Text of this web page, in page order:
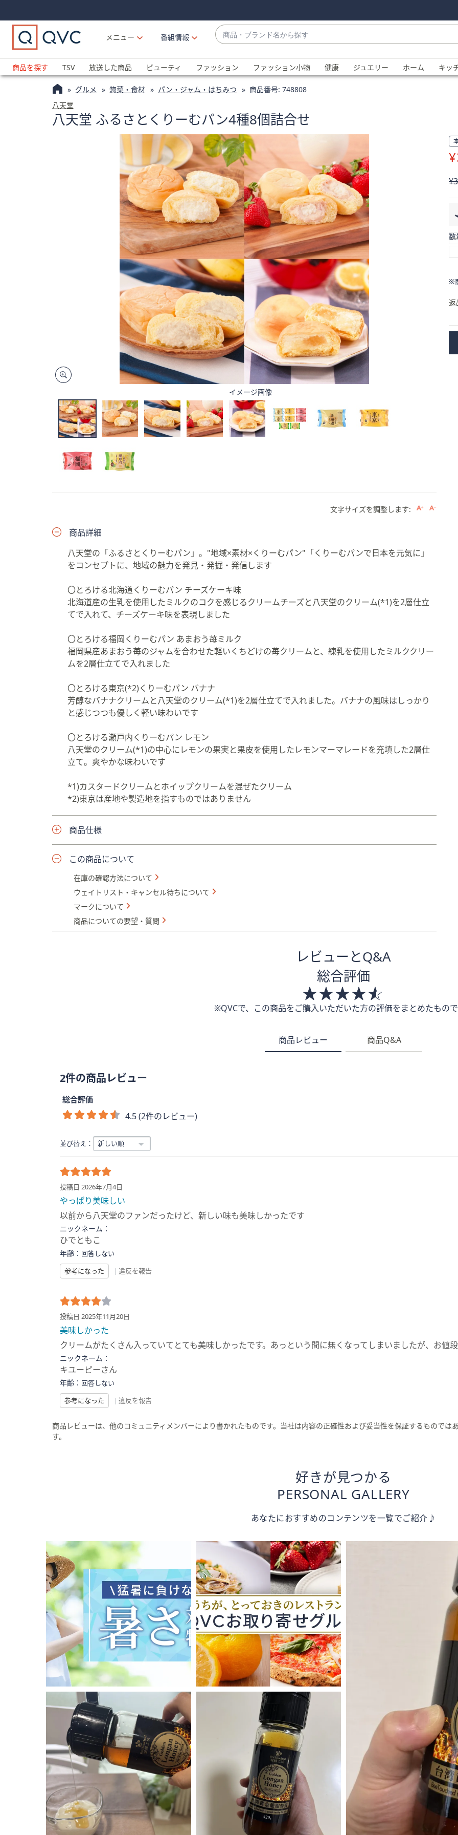
Links
Links2
メニュー
番組情報
商
品・
ラ
ン
ド
か
探
す
補
が
利
能
な
場
合、
上
下
の
矢
印
キ
ー
ま
た
は
タ
ッ
チ
デ
バ
イ
ス
で
右
に
ス
て
ま
す。
商品を探す TSV 放送した商品 ビューティ ファッション ファッション小物 健康 ジュエリー ホーム キッ
グルメ 惣菜・食材 パン・ジャム・はちみつ 商品番号: 748808
八天堂
八天堂 ふるさとくりーむパン4種8個詰合せ
イメージ画像
削
数
※
返
文字サイズを調整します:
商品詳細
八天堂の「ふるさとくりーむパン」。"地域×素材×くりーむパン"「くりーむパンで日本を元気に」
をコンセプトに、地域の魅力を発見・発掘・発信します
〇とろける北海道くりーむパン チーズケーキ味
北海道産の生乳を使用したミルクのコクを感じるクリームチーズと八天堂のクリーム(*1)を2層仕立
てで入れて、チーズケーキ味を表現しました
〇とろける福岡くりーむパン あまおう苺ミルク
福岡県産あまおう苺のジャムを合わせた軽いくちどけの苺クリームと、練乳を使用したミルククリー
ムを2層仕立てで入れました
〇とろける東京(*2)くりーむパン バナナ
芳醇なバナナクリームと八天堂のクリーム(*1)を2層仕立てで入れました。バナナの風味はしっかり
と感じつつも優しく軽い味わいです
〇とろける瀬戸内くりーむパン レモン
八天堂のクリーム(*1)の中心にレモンの果実と果皮を使用したレモンマーマレードを充填した2層仕
立て。爽やかな味わいです
*1)カスタードクリームとホイップクリームを混ぜたクリーム
*2)東京は産地や製造地を指すものではありません
商品仕様
この商品について
在庫の確認方法について
ウェイトリスト・キャンセル待ちについて
マークについて
商品についての要望・質問
レビューとQ&A
総合評価
※QVCで、この商品をご購入いただいた方の評価をまとめたもの
商品レビュー 商品Q&A
2件の商品レビュー
総合評価
4.5 (2件のレビュー)
並び替え：
投稿日 2026年7月4日
やっぱり美味しい
以前から八天堂のファンだったけど、新しい味も美味しかったです
ニックネーム：
ひでともこ
年齢： 回答しない
参考になった
| 違反を報告
投稿日 2025年11月20日
美味しかった
クリームがたくさん入っていてとても美味しかったです。あっという間に無くなってしまいましたが、お値
ニックネーム：
キユーピーさん
年齢： 回答しない
参考になった
| 違反を報告
商品レビューは、他のコミュニティメンバーにより書かれたものです。当社は内容の正確性および妥当性を保証するもので
す。
好きが見つかる
PERSONAL GALLERY
あなたにおすすめのコンテンツを一覧でご紹介♪